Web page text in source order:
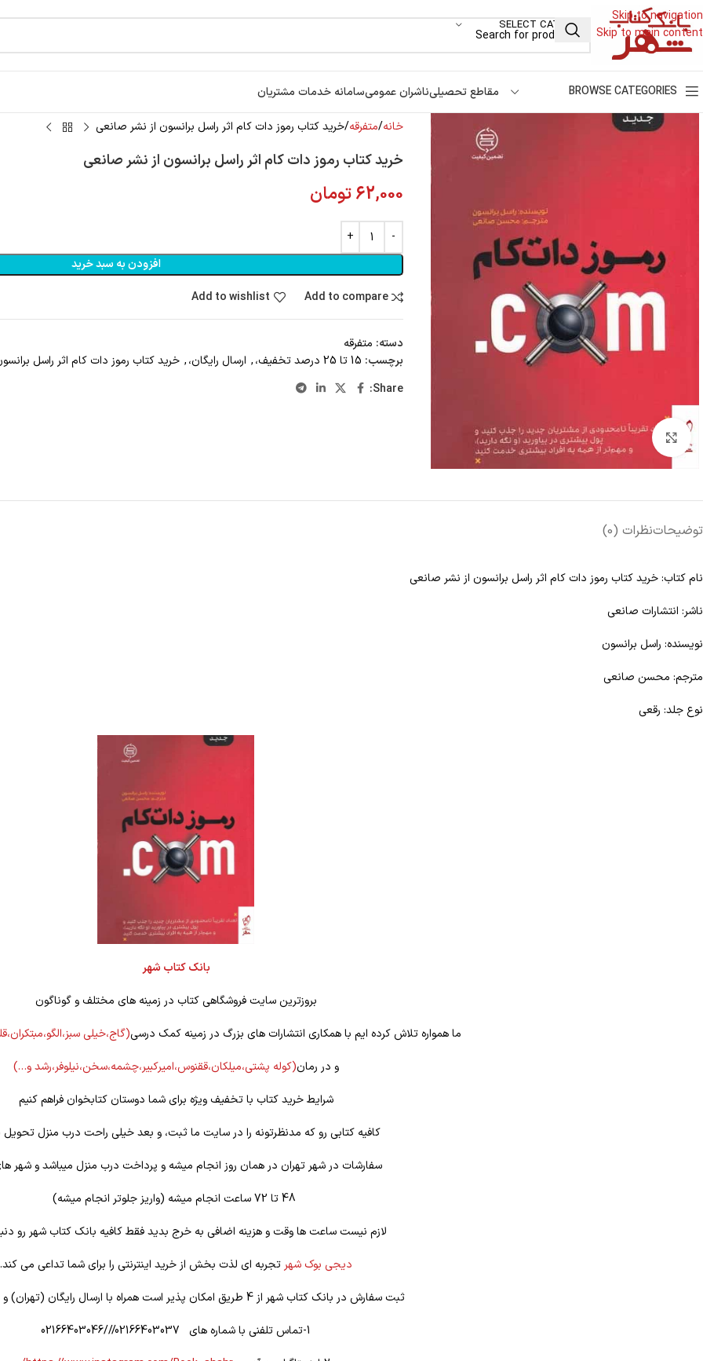
Skip to navigation
Skip to main content
SELECT CATEGORY
BROWSE CATEGORIES مقاطع تحصیلیناشران عمومیسامانه خدمات مشتریان
Click to enlarge
خانه متفرقه خرید کتاب رموز دات کام اثر راسل برانسون از نشر صانعی
خرید کتاب رموز دات کام اثر راسل برانسون از نشر صانعی
62,000تومان
افزودن به سبد خرید
Add to compare
Add to wishlist
دسته: متفرقه
برچسب: 15 تا 25 درصد تخفیف، , ارسال رایگان،, خرید کتاب رموز دات کام اثر راسل
Share:
توضیحاتنظرات (0)
نام کتاب: خرید کتاب رموز دات کام اثر راسل برانسون از نشر صانعی
ناشر: انتشارات صانعی
نویسنده: راسل برانسون
مترجم: محسن صانعی
نوع جلد: رقعی
بانک کتاب شهر
بروزترین سایت فروشگاهی کتاب در زمینه های مختلف و گوناگون
ما همواره تلاش کرده ایم با همکاری انتشارات های بزرگ در زمینه کمک درسی(گاج،خیلی
و در رمان(کوله پشتی،میلکان،ققنوس،امیرکبیر،چشمه،سخن،نیلوفر،رشد و…)
شرایط خرید کتاب با تخفیف ویژه برای شما دوستان کتابخوان فراهم کنیم
کافیه کتابی رو که مدنظرتونه را در سایت ما ثبت، و بعد خیلی راحت درب منزل تحویل
سفارشات در شهر تهران در همان روز انجام میشه و پرداخت درب منزل میباشد و شهر
لازم نیست ساعت ها وقت و هزینه اضافی به خرج بدید فقط کافیه بانک کتاب شهر رو
دیجی بوک شهر تجربه ای لذت بخش از خرید اینترنتی را برای شما تداعی می کند.
ثبت سفارش در بانک کتاب شهر از 4 طریق امکان پذیر است همراه با ارسال رایگان (تهران) و تخفیف ویژه
1-تماس تلفنی با شماره های 02166403037///02166403046